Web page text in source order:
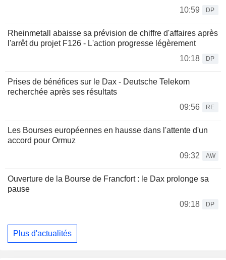
10:59
DP
Rheinmetall abaisse sa prévision de chiffre d'affaires après
l'arrêt du projet F126 - L'action progresse légèrement
10:18
DP
Prises de bénéfices sur le Dax - Deutsche Telekom
recherchée après ses résultats
09:56
RE
Les Bourses européennes en hausse dans l'attente d'un
accord pour Ormuz
09:32
AW
Ouverture de la Bourse de Francfort : le Dax prolonge sa
pause
09:18
DP
Plus d'actualités